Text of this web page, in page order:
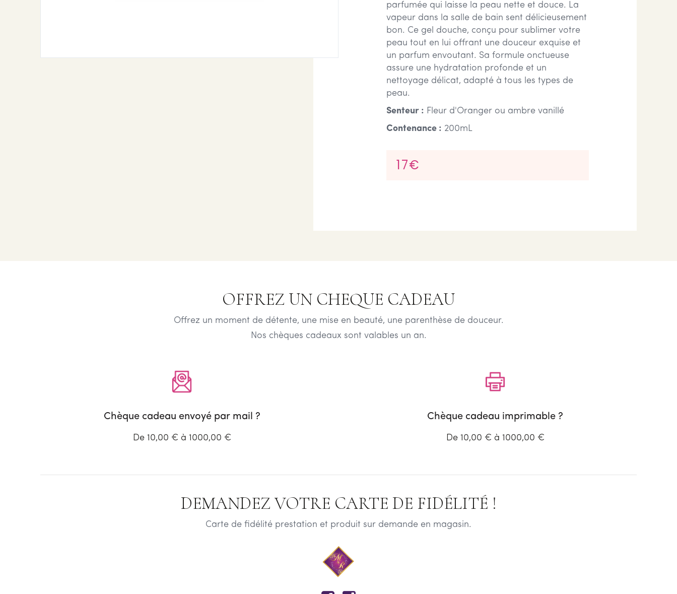
parfumée qui laisse la peau nette et douce. La
vapeur dans la salle de bain sent délicieusement
bon. Ce gel douche, conçu pour sublimer votre
peau tout en lui offrant une douceur exquise et
un parfum envoutant. Sa formule onctueuse
assure une hydratation profonde et un
nettoyage délicat, adapté à tous les types de
peau.
Senteur : Fleur d'Oranger ou ambre vanillé
Contenance : 200mL
17€
OFFREZ UN CHEQUE CADEAU
Offrez un moment de détente, une mise en beauté, une parenthèse de douceur.
Nos chèques cadeaux sont valables un an.
Chèque cadeau envoyé par mail ?
De 10,00 € à 1000,00 €
Chèque cadeau imprimable ?
De 10,00 € à 1000,00 €
DEMANDEZ VOTRE CARTE DE FIDÉLITÉ !
Carte de fidélité prestation et produit sur demande en magasin.